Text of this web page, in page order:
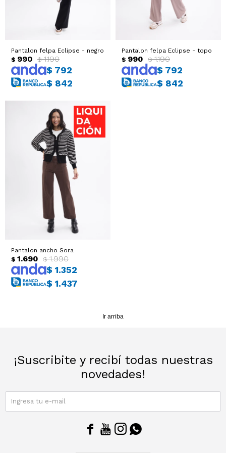
Pantalon felpa Eclipse - negro
$ 990 $ 1.190
$ 792
$ 842
Pantalon felpa Eclipse - topo
$ 990 $ 1.190
$ 792
$ 842
Pantalon ancho Sora
$ 1.690 $ 1.990
$ 1.352
$ 1.437
Ir arriba
¡Suscribite y recibí todas nuestras
novedades!
   
Abrigos
T-shirts y Tops